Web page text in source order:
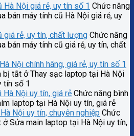
Hà Nội giá rẻ, uy tín số 1 Chức năng
bán máy tính cũ Hà Nội giá rẻ, uy
giá rẻ, uy tín, chất lượng Chức năng
bán máy tính cũ giá rẻ, uy tín, chất
Nội chính hãng, giá rẻ, uy tín số 1
bị tắt ở Thay sạc laptop tại Hà Nội
tín số 1
Nội uy tín, giá rẻ Chức năng bình
laptop tại Hà Nội uy tín, giá rẻ
Nội uy tín, chuyên nghiệp Chức
ở Sửa main laptop tại Hà Nội uy tín,